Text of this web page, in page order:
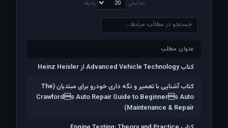
نمایش ردیف
عنوان مطلب
عنوان مطلب
کتاب Advanced Vehicle Technology از Heinz Heisler
کتاب آشنایی با تعمیر و نگه داری خودرو برای مبتدیان (The
Crawfords Auto Repair Guide to Beginners Auto
Maintenance & Repair)